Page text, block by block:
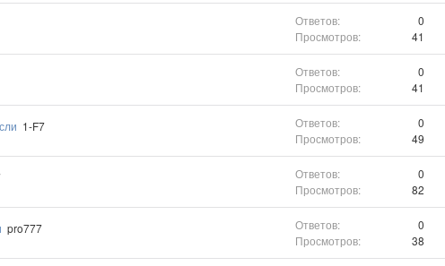
0
41
0
41
1-F7
0
49
0
82
pro777
0
38